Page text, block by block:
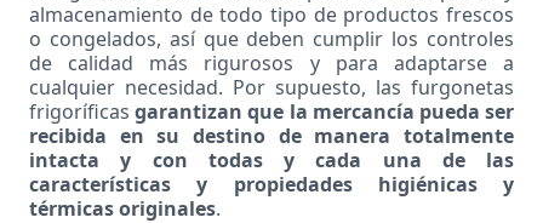
almacenamiento de todo tipo de productos frescos
o congelados, así que deben cumplir los controles
de calidad más rigurosos y para adaptarse a
cualquier necesidad. Por supuesto, las furgonetas
frigoríficasgarantizan que la mercancía pueda ser
recibida en su destino de manera totalmente
intacta y con todas y cada una de las
características y propiedades higiénicas y
térmicas originales.